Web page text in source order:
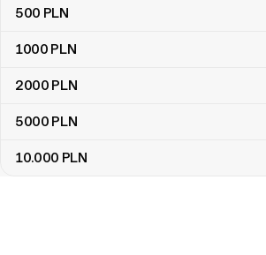
500 PLN
1000 PLN
2000 PLN
5000 PLN
10.000 PLN